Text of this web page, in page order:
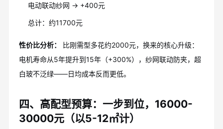
电动联动纱网 → +400元
总计：约11700元
性价比分析：
比刚需型多花约2000元，换来的核心升级：
电机寿命从5年提升到15年（+300%），纱网联动防夹，超
白玻不泛绿——日均成本反而更低。
四、高配型预算：一步到位，16000-
30000元（以5-12㎡计）